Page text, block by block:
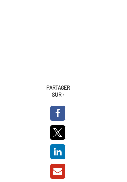
PARTAGER
SUR :